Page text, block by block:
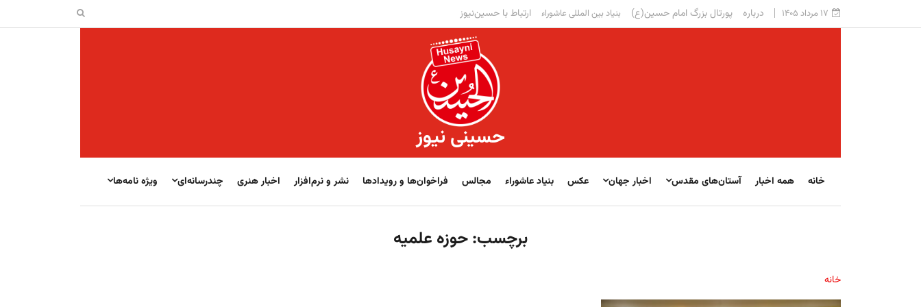
۱۷ مرداد ۱۴۰۵ درباره پورتال بزرگ امام حسین(ع) بنیاد بین المللی عاشوراء ارتباط با حسین‌نیوز
حسینی نیوز
خانه همه اخبار آستان‌های مقدس اخبار جهان عکس بنیاد عاشوراء مجالس فراخوان‌‏‏‏ها و رویدادها نشر و نرم‌افزار اخبار هنری چندرسانه‌ای ویژه نامه‌ها
برچسب:حوزه علمیه
خانه